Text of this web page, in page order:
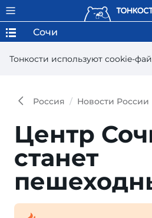
Тонкости используют сookie-
Сочи
Россия Новости России
Центр
станет